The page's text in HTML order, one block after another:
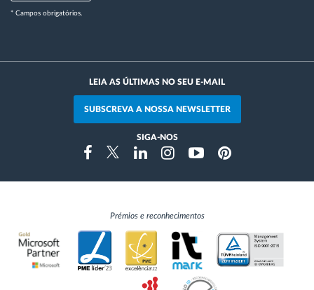
* Campos obrigatórios.
LEIA AS ÚLTIMAS NO SEU E-MAIL
SUBSCREVA A NOSSA NEWSLETTER
SIGA-NOS
FacebookTwitterLinkedinInstragramYoutubePinterest
Prémios e reconhecimentos